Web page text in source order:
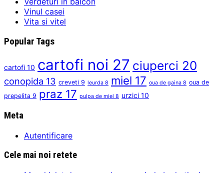
Vinul casei
Vita si vitel
Popular Tags
cartofi 10 cartofi noi 27 ciuperci 20
conopida 13 creveti 9 leurda 8 miel 17 oua de gaina 8 oua de
prepelita 9 praz 17 pulpa de miel 8 urzici 10
Meta
Autentificare
Cele mai noi retete